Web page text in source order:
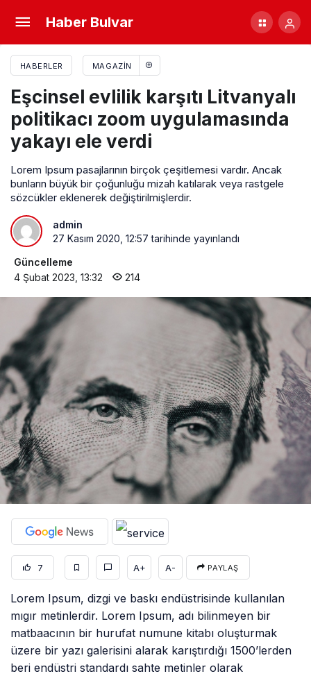
Haber Bulvar
HABERLER MAGAZIN
Eşcinsel evlilik karşıtı Litvanyalı
politikacı zoom uygulamasında
yakayı ele verdi
Lorem Ipsum pasajlarının birçok çeşitlemesi vardır. Ancak
bunların büyük bir çoğunluğu mizah katılarak veya rastgele
sözcükler eklenerek değiştirilmişlerdir.
admin
27 Kasım 2020, 12:57 tarihinde yayınlandı
Güncelleme
4 Şubat 2023, 13:32
214
7 A+ A- PAYLAŞ
Lorem Ipsum, dizgi ve baskı endüstrisinde kullanılan
mıgır metinlerdir. Lorem Ipsum, adı bilinmeyen bir
matbaacının bir hurufat numune kitabı oluşturmak
üzere bir yazı galerisini alarak karıştırdığı 1500’lerden
beri endüstri standardı sahte metinler olarak
5 yıldızlı otellerin yanı başında karavan hayatı